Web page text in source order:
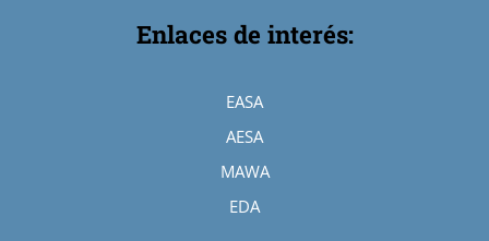
Enlaces de interés:
EASA
AESA
MAWA
EDA